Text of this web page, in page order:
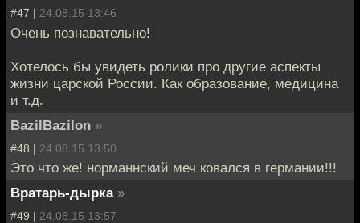
#47 | 24.08.15 13:46
Очень познавательно!
Хотелось бы увидеть ролики про другие аспекты
жизни царской России. Как образование, медицина
и т.д.
BazilBazilon »
#48 | 24.08.15 13:50
Это что же! норманнский меч ковался в германии!!!
Вратарь-дырка »
#49 | 24.08.15 13:57